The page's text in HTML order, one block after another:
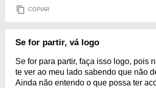
COPIAR
Se for partir, vá logo
Se for para partir, faça isso logo, pois
te ver ao meu lado sabendo que não
Ainda não entendo o que possa ter